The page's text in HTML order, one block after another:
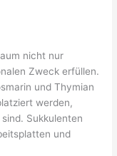
nicht nur
Zweck erfüllen.
und Thymian
werden,
Sukkulenten
und